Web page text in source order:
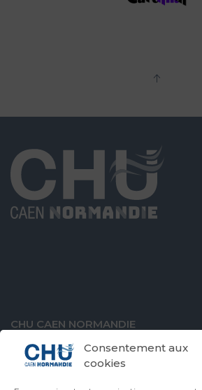
Consentement aux
cookies
CHU CAEN NORMANDIE
14000 Caen